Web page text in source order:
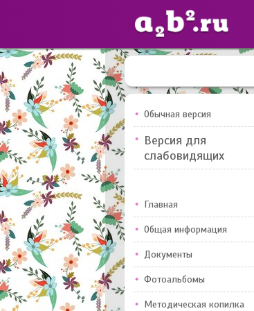
Сайты
педагогов
Добавлено — 10947
Обычная версия
Версия для
слабовидящих
Главная
Общая информация
Документы
Фотоальбомы
Методическая копилка